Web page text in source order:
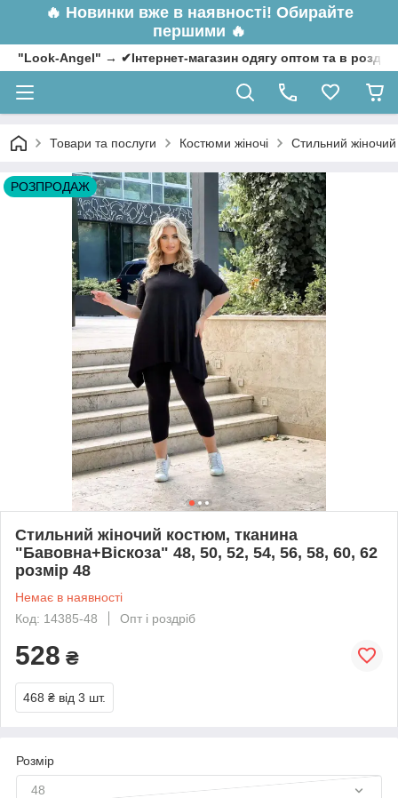
🔥 Новинки вже в наявності! Обирайте
першими 🔥
"Look-Angel" → ✔Інтернет-магазин одягу оптом та в
Товари та послуги Костюми жіночі Стильний
РОЗПРОДАЖ
Стильний жіночий костюм, тканина
"Бавовна+Віскоза" 48, 50, 52, 54, 56, 58, 60, 62
розмір 48
Немає в наявності
Код: 14385-48
Опт і роздріб
528 ₴
468 ₴ від 3 шт.
Розмір
48